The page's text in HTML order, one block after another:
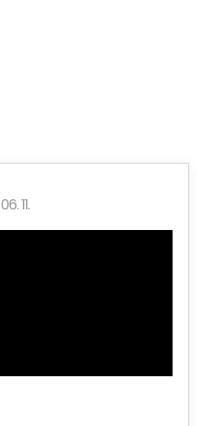
11.